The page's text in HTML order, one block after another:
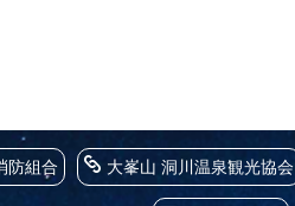
大峯山 洞川温泉観光協会
防組合